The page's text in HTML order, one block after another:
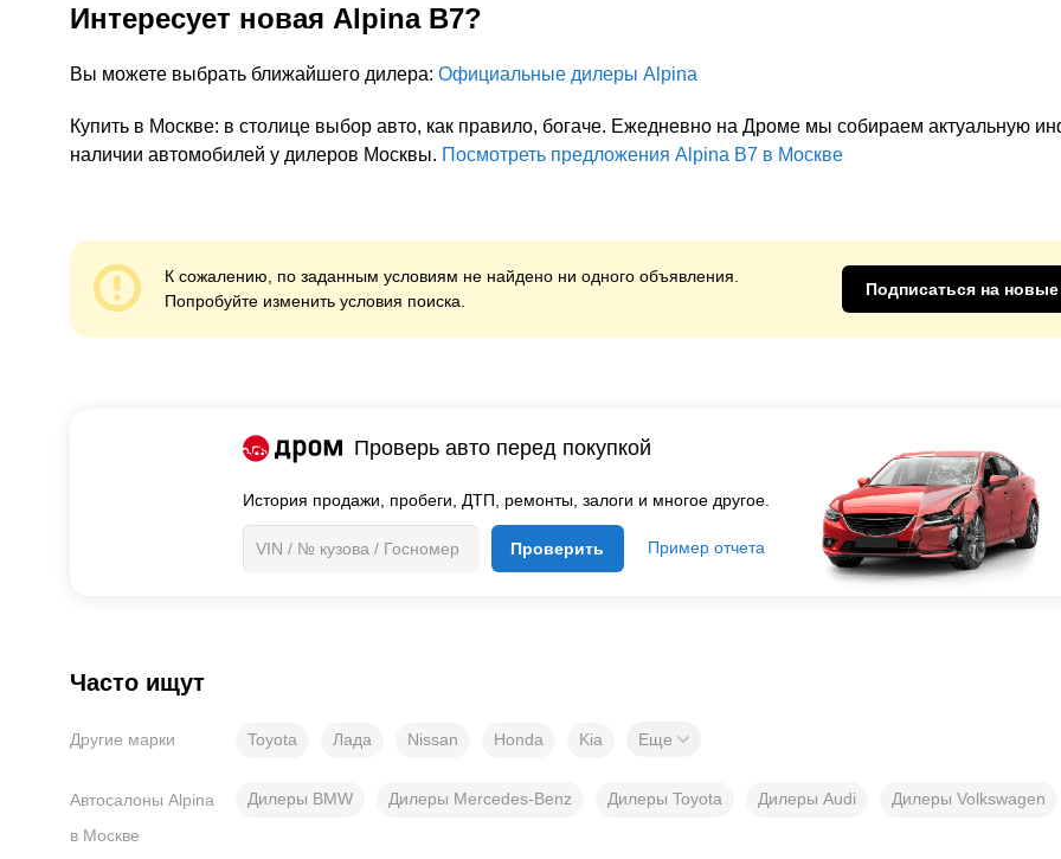
Интересует новая Alpina B7?
Вы можете выбрать ближайшего дилера: Официальные дилеры Alpina
Купить в Москве: в столице выбор авто, как правило, богаче. Ежедневно на Дроме мы собираем актуальную
наличии автомобилей у дилеров Москвы. Посмотреть предложения Alpina B7 в Москве
К сожалению, по заданным условиям не найдено ни одного объявления.
Попробуйте изменить условия поиска.
Подписаться на
Проверь авто перед покупкой
История продажи, пробеги, ДТП, ремонты, залоги и многое другое.
Проверить Пример отчета
Часто ищут
Другие марки Toyota Лада Nissan Honda Kia Еще
Автосалоны Alpina
в Москве
Дилеры BMW Дилеры Mercedes-Benz Дилеры Toyota Дилеры Audi Дилеры Volkswagen